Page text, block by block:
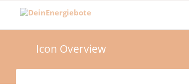
Icon Overview